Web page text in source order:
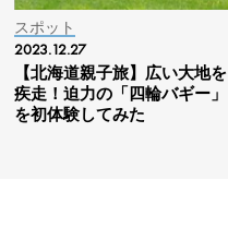
スポット
2023.12.27
【北海道親子旅】広い大地を
疾走！迫力の「四輪バギー」
を初体験してみた